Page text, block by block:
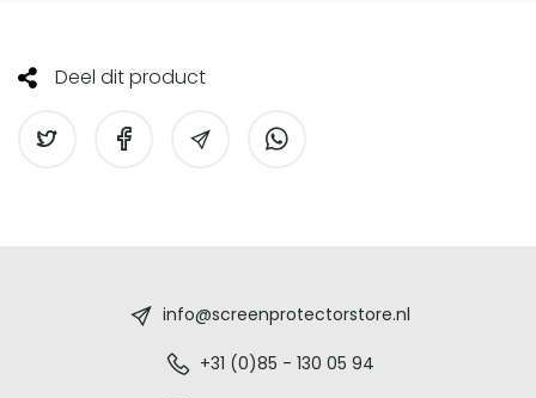
Deel dit product
info@screenprotectorstore.nl
+31 (0)85 - 130 05 94